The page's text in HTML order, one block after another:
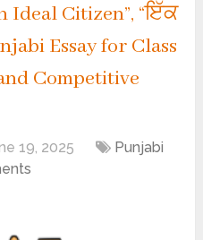
Ideal Citizen”, “ਇੱਕ
Essay for Class
Competitive
19, 2025
Punjabi